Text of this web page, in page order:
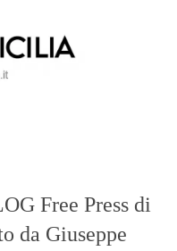
Free Press di
da Giuseppe